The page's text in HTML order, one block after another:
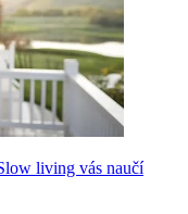
living vás naučí